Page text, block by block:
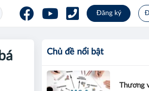
Đăng ký
Chủ đề nổi bật
Thương